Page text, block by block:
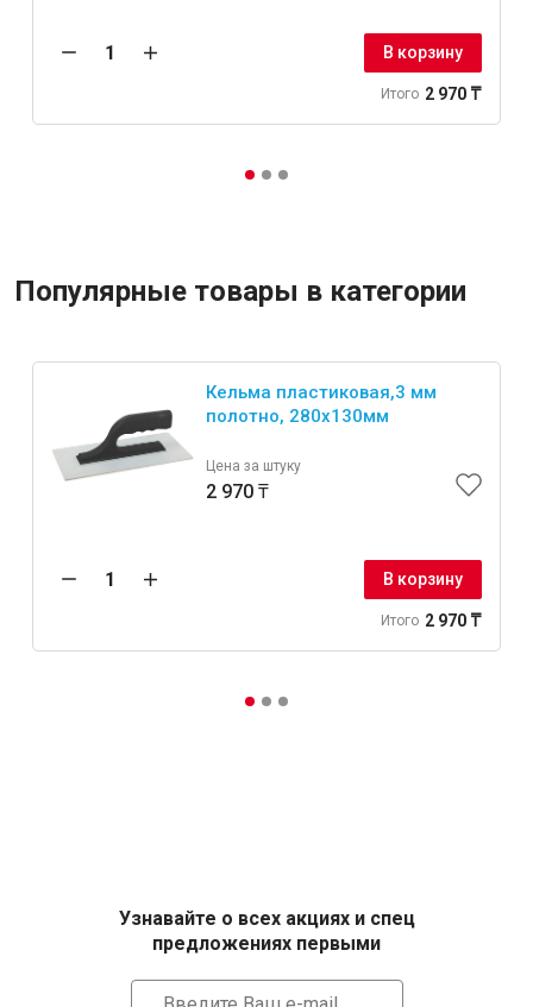
В корзину
Итого 2 970 ₸
Популярные товары в категории
Кельма пластиковая,3 мм
полотно, 280x130мм
Цена за штуку
2 970 ₸
В корзину
Итого 2 970 ₸
Узнавайте о всех акциях и спец
предложениях первыми